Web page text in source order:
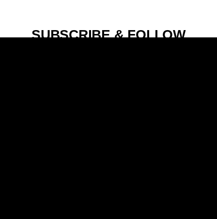
SUBSCRIBE & FOLLOW